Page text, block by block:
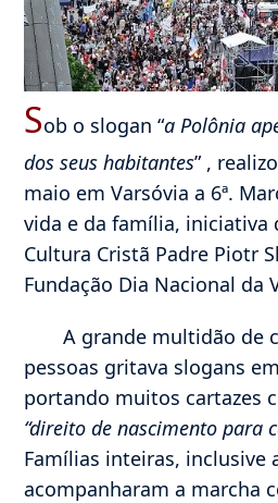
Sob o slogan “a Polônia
dos seus habitantes” ,
maio em Varsóvia a 6ª.
vida e da família, iniciativa
Cultura Cristã Padre Piotr
Fundação Dia Nacional da
A grande multidão de
pessoas gritava slogans
portando muitos cartazes
“direito de nascimento para
Famílias inteiras, inclusive
acompanharam a marcha